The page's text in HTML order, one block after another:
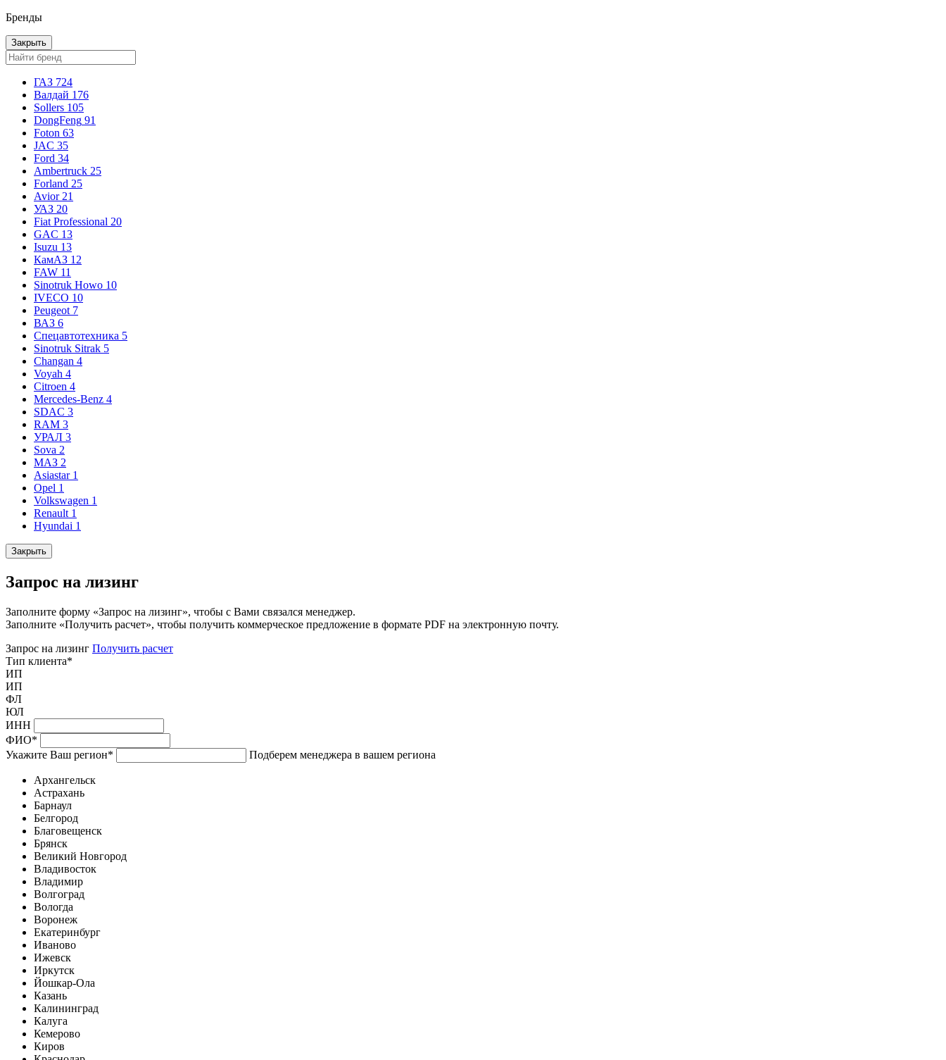
Бренды
Закрыть
ГАЗ 724
Валдай 176
Sollers 105
DongFeng 91
Foton 63
JAC 35
Ford 34
Ambertruck 25
Forland 25
Avior 21
УАЗ 20
Fiat Professional 20
GAC 13
Isuzu 13
КамАЗ 12
FAW 11
Sinotruk Howo 10
IVECO 10
Peugeot 7
ВАЗ 6
Спецавтотехника 5
Sinotruk Sitrak 5
Changan 4
Voyah 4
Citroen 4
Mercedes-Benz 4
SDAC 3
RAM 3
УРАЛ 3
Sova 2
МАЗ 2
Asiastar 1
Opel 1
Volkswagen 1
Renault 1
Hyundai 1
Закрыть
Запрос на лизинг
Заполните форму «Запрос на лизинг», чтобы с Вами связался менеджер.
Заполните «Получить расчет», чтобы получить коммерческое предложение в формате PDF на электронную почту.
Запрос на лизинг Получить расчет
Тип клиента*
ИП
ИП
ФЛ
ЮЛ
ИНН
ФИО*
Укажите Ваш регион* Подберем менеджера в вашем региона
Архангельск
Астрахань
Барнаул
Белгород
Благовещенск
Брянск
Великий Новгород
Владивосток
Владимир
Волгоград
Вологда
Воронеж
Екатеринбург
Иваново
Ижевск
Иркутск
Йошкар-Ола
Казань
Калининград
Калуга
Кемерово
Киров